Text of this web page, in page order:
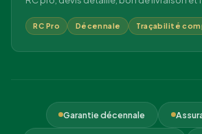
RC Pro Décennale Traçabilité
Garantie décennale